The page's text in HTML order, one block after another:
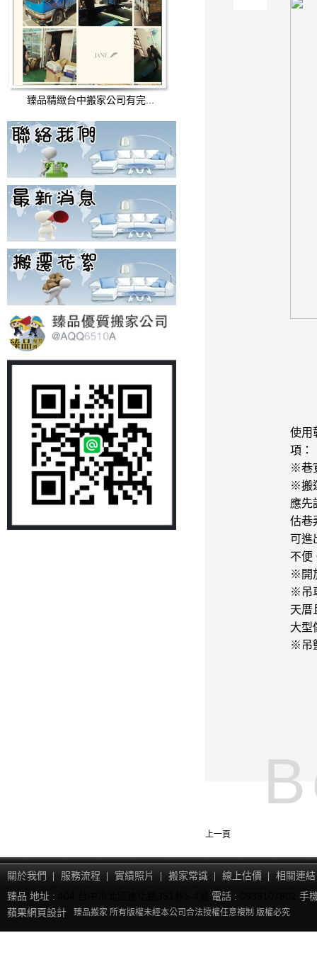
臻品精緻台中搬家公司有完...
使用
項：
※巷
※搬
應先
估巷
可進
不便
※開
※吊
天厝
大型
※吊
上一頁
關於我們 服務流程 實績照片 搬家常識 線上估價
相關連結
臻品 地址 :
電話 :
手
蘋果網頁設計
臻品搬家 所有版權未經本公司合法授權任意複制 版權必究